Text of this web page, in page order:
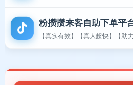
粉攒攒来客自助下单平
【真实有效】【真人超快】【助